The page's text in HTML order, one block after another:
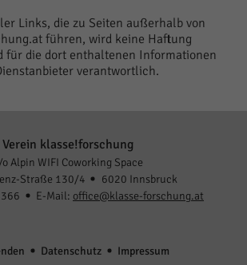
Links, die zu Seiten außerhalb von
führen, wird keine Haftung
für die dort enthaltenen Informationen
verantwortlich.
Verein klasse!forschung
Alpin WIFI Coworking Space
Straße 130/4
6020 Innsbruck
E-Mail: office@klasse-forschung.at
Datenschutz Impressum